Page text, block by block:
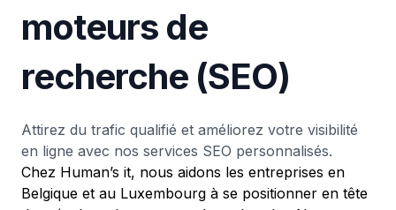
moteurs de
recherche (SEO)
Attirez du trafic qualifié et améliorez votre visibilité
en ligne avec nos services SEO personnalisés.
Chez Human’s it, nous aidons les entreprises en
Belgique et au Luxembourg à se positionner en tête